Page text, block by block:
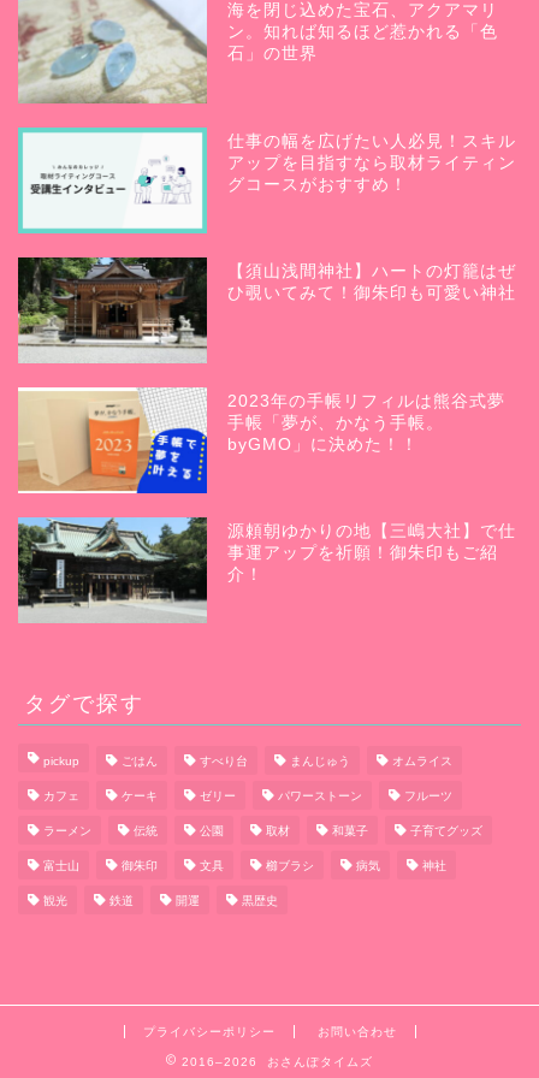
海を閉じ込めた宝石、アクアマリ
ン。知れば知るほど惹かれる「色
石」の世界
仕事の幅を広げたい人必見！スキル
アップを目指すなら取材ライティン
グコースがおすすめ！
【須山浅間神社】ハートの灯籠はぜ
ひ覗いてみて！御朱印も可愛い神社
2023年の手帳リフィルは熊谷式夢
手帳「夢が、かなう手帳。
byGMO」に決めた！！
源頼朝ゆかりの地【三嶋大社】で仕
事運アップを祈願！御朱印もご紹
介！
タグで探す
pickup ごはん すべり台 まんじゅう オムライス
カフェ ケーキ ゼリー パワーストーン フルーツ
ラーメン 伝統 公園 取材 和菓子 子育てグッズ
富士山 御朱印 文具 櫛ブラシ 病気 神社
観光 鉄道 開運 黒歴史
プライバシーポリシー お問い合わせ
2016–2026 おさんぽタイムズ